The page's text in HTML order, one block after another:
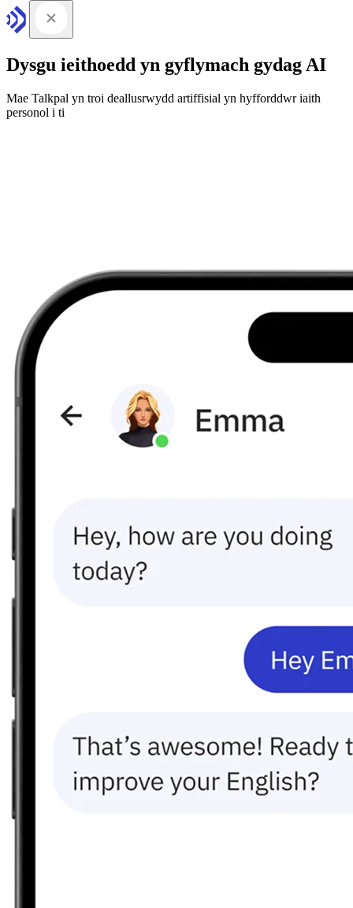
Dysgu ieithoedd yn gyflymach gydag AI
Mae Talkpal yn troi deallusrwydd artiffisial yn hyfforddwr iaith
personol i ti